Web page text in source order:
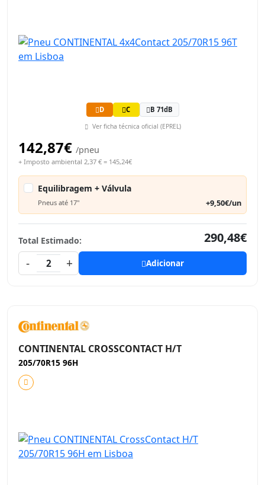
D C B 71dB
Ver ficha técnica oficial (EPREL)
142,87€ /pneu
+ Imposto ambiental 2,37 € = 145,24€
Equilibragem + Válvula
Pneus até 17" +9,50€/un
Total Estimado:
290,48€
-
2 + Adicionar
CONTINENTAL CROSSCONTACT H/T
205/70R15 96H